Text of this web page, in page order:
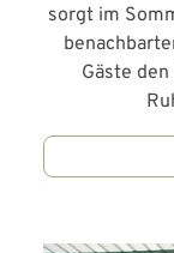
sorgt im
Gäste